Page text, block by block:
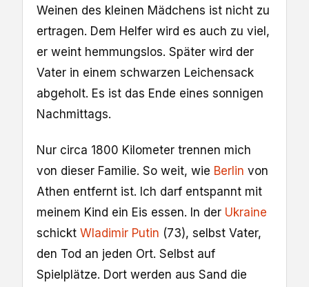
Weinen des kleinen Mädchens ist nicht zu
ertragen. Dem Helfer wird es auch zu viel,
er weint hemmungslos. Später wird der
Vater in einem schwarzen Leichensack
abgeholt. Es ist das Ende eines sonnigen
Nachmittags.
Nur circa 1800 Kilometer trennen mich
von dieser Familie. So weit, wie Berlin von
Athen entfernt ist. Ich darf entspannt mit
meinem Kind ein Eis essen. In der Ukraine
schickt Wladimir Putin (73), selbst Vater,
den Tod an jeden Ort. Selbst auf
Spielplätze. Dort werden aus Sand die